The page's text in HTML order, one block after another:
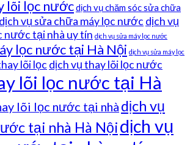
lõi lọc nướcdịch vụ chăm sóc sửa chữa
dịch vụ sửa chữa máy lọc nước dịch vụ
nước tại nhà uy tín dịch vụ sửa máy lọc nước
lọc nước tại Hà Nội dịch vụ sửa máy lọc
lõi lọc dịch vụ thay lõi lọc nước
lõi lọc nước tại Hà
lõi lọc nước tại nhà dịch vụ
tại nhà Hà Nộidịch vụ